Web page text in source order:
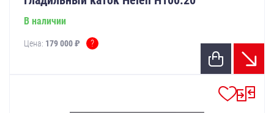
В наличии
Цена: 179 000 ₽ ?